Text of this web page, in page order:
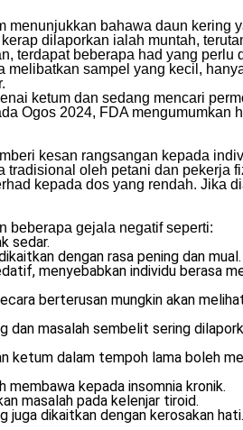
bahawa daun kering
dilaporkan ialah muntah,
terdapat beberapa had yang
sampel yang kecil,
ketum dan sedang mencari
Ogos 2024, FDA mengumumkan
kesan rangsangan kepada
oleh petani dan pekerja
kepada dos yang rendah. Jika
beberapa gejala negatif seperti:
sedar.
dengan rasa pening dan mual.
menyebabkan individu berasa
berterusan mungkin akan
dan masalah sembelit sering
ketum dalam tempoh lama boleh
membawa kepada insomnia kronik.
masalah pada kelenjar tiroid.
juga dikaitkan dengan kerosakan hati.